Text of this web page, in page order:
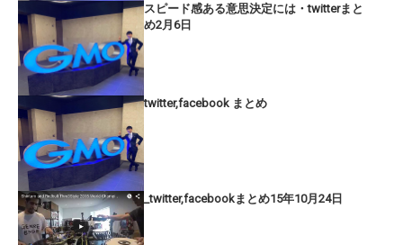
スピード感ある意思決定には・twitterまと
め2月6日
twitter,facebook まとめ
_twitter,facebookまとめ15年10月24日